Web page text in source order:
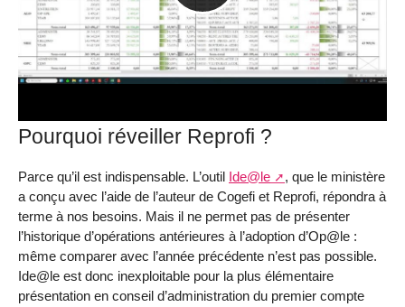
Pourquoi réveiller Reprofi ?
Parce qu’il est indispensable. L’outil Ide@le
, que le ministère
a conçu avec l’aide de l’auteur de Cogefi et Reprofi, répondra à
terme à nos besoins. Mais il ne permet pas de présenter
l’historique d’opérations antérieures à l’adoption d’Op@le :
même comparer avec l’année précédente n’est pas possible.
Ide@le est donc inexploitable pour la plus élémentaire
présentation en conseil d’administration du premier compte